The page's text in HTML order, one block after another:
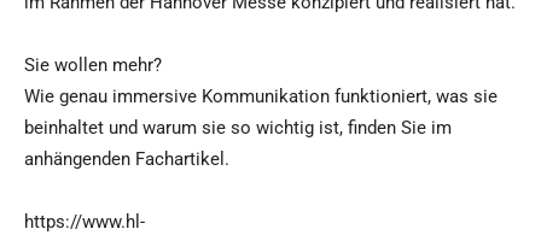
Sie wollen mehr?
Wie genau immersive Kommunikation funktioniert, was sie
beinhaltet und warum sie so wichtig ist, finden Sie im
anhängenden Fachartikel.
https://www.hl-